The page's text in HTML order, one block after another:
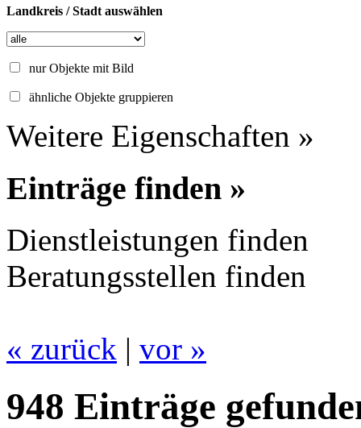
Landkreis / Stadt auswählen
nur Objekte mit Bild
ähnliche Objekte gruppieren
Weitere Eigenschaften »
Einträge finden »
Dienstleistungen finden
Beratungsstellen finden
« zurück | vor »
948 Einträge